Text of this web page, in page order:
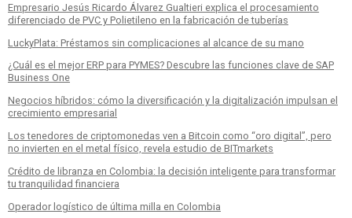
Empresario Jesús Ricardo Álvarez Gualtieri explica el procesamiento
diferenciado de PVC y Polietileno en la fabricación de tuberías
LuckyPlata: Préstamos sin complicaciones al alcance de su mano
¿Cuál es el mejor ERP para PYMES? Descubre las funciones clave de SAP
Business One
Negocios híbridos: cómo la diversificación y la digitalización impulsan el
crecimiento empresarial
Los tenedores de criptomonedas ven a Bitcoin como “oro digital”, pero
no invierten en el metal físico, revela estudio de BITmarkets
Crédito de libranza en Colombia: la decisión inteligente para transformar
tu tranquilidad financiera
Operador logístico de última milla en Colombia